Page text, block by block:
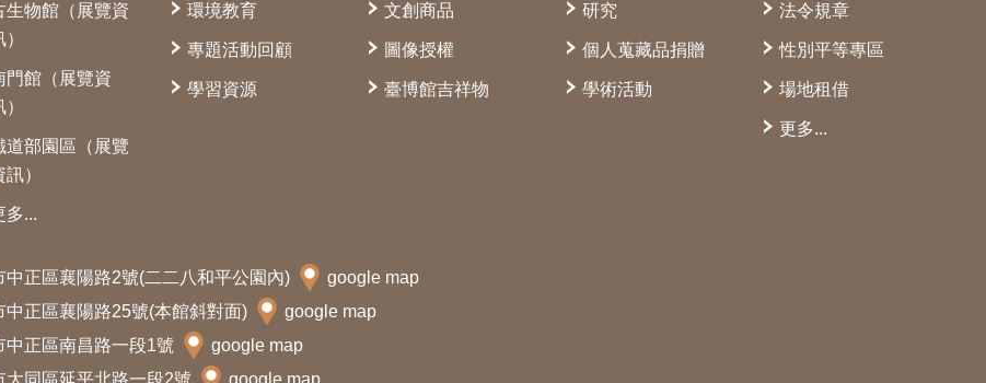
生物館（展覽資
門館（展覽資
道部園區（展覽
訊）
多...
環境教育
專題活動回顧
學習資源
文創商品
圖像授權
臺博館吉祥物
研究
個人蒐藏品捐贈
學術活動
法令規章
性別平等專區
場地租借
更多...
正區襄陽路2號(二二八和平公園內)
google map
正區襄陽路25號(本館斜對面)
google map
正區南昌路一段1號
google map
同區延平北路一段2號 google map